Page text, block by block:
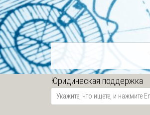
Юридическая поддержка